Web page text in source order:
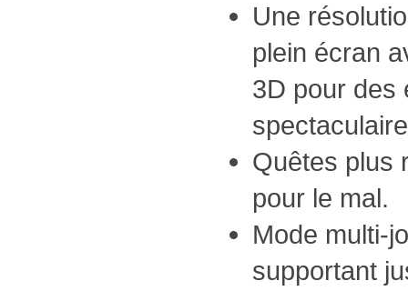
Une
plein écran
3D pour des
Quêtes plus
pour le mal.
Mode multi-
supportant